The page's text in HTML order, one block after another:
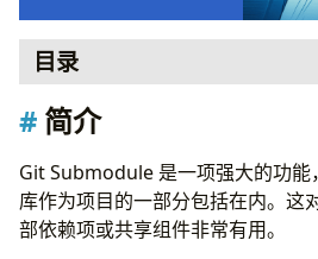
目录
简介
使用 Git 子模块的好处
使用 Git 子模块的缺点
何时使用子模块
添加子模块
简介
Git Submodule 是一项强大的功能
库作为项目的一部分包括在内。这
部依赖项或共享组件非常有用。